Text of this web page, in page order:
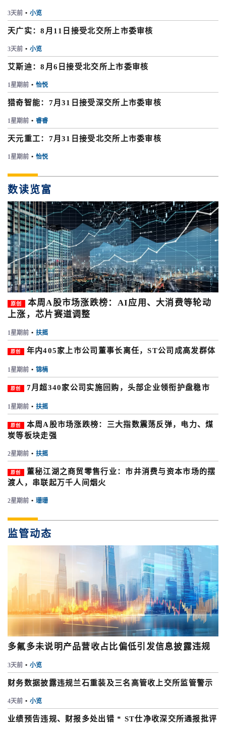
3天前 • 小览
天广实：8月11日接受北交所上市委审核
3天前 • 小览
艾斯迪：8月6日接受北交所上市委审核
1星期前 • 怡悦
猎奇智能：7月31日接受深交所上市委审核
1星期前 • 睿睿
天元重工：7月31日接受北交所上市委审核
1星期前 • 怡悦
数读览富
原创
本周A股市场涨跌榜：AI应用、大消费等轮动
上涨，芯片赛道调整
1星期前 • 扶摇
原创 年内405家上市公司董事长离任，ST公司成高发群体
1星期前 • 锦楠
原创 7月超340家公司实施回购，头部企业领衔护盘稳市
1星期前 • 扶摇
原创
本周A股市场涨跌榜：三大指数震荡反弹，电力、煤
炭等板块走强
2星期前 • 扶摇
原创
董秘江湖之商贸零售行业：市井消费与资本市场的摆
渡人，串联起万千人间烟火
2星期前 • 珊珊
监管动态
多氟多未说明产品营收占比偏低引发信息披露违规
3天前 • 小览
财务数据披露违规兰石重装及三名高管收上交所监管警示
4天前 • 小览
业绩预告违规、财报多处出错 * ST仕净收深交所通报批评